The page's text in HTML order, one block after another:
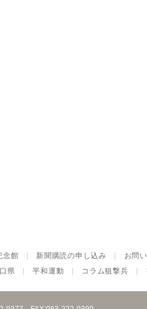
念館 新聞購読の申し込み お問
県 |平和運動 コラム狙撃兵